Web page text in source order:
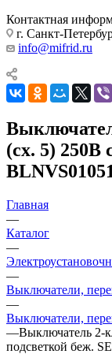
Контактная
г. Санкт-
info@mifrid.ru
(сх. 5) 250В
Главная
—
Каталог
—
—
Выключатели,
—
Выключатели,
—Выключатель 2-
подсветкой беж.